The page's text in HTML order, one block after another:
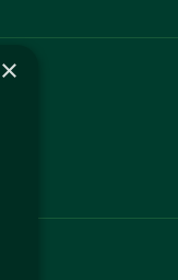
×